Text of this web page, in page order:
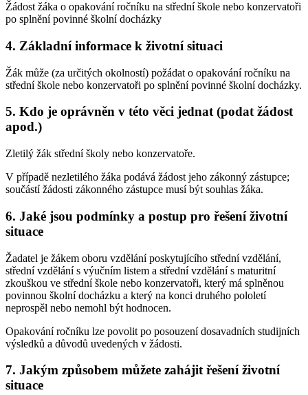
Žádost žáka o opakování ročníku na střední škole nebo konzervatoři
po splnění povinné školní docházky
4. Základní informace k životní situaci
Žák může (za určitých okolností) požádat o opakování ročníku na
střední škole nebo konzervatoři po splnění povinné školní docházky.
5. Kdo je oprávněn v této věci jednat (podat žádost
apod.)
Zletilý žák střední školy nebo konzervatoře.
V případě nezletilého žáka podává žádost jeho zákonný zástupce;
součástí žádosti zákonného zástupce musí být souhlas žáka.
6. Jaké jsou podmínky a postup pro řešení životní
situace
Žadatel je žákem oboru vzdělání poskytujícího střední vzdělání,
střední vzdělání s výučním listem a střední vzdělání s maturitní
zkouškou ve střední škole nebo konzervatoři, který má splněnou
povinnou školní docházku a který na konci druhého pololetí
neprospěl nebo nemohl být hodnocen.
Opakování ročníku lze povolit po posouzení dosavadních studijních
výsledků a důvodů uvedených v žádosti.
7. Jakým způsobem můžete zahájit řešení životní
situace